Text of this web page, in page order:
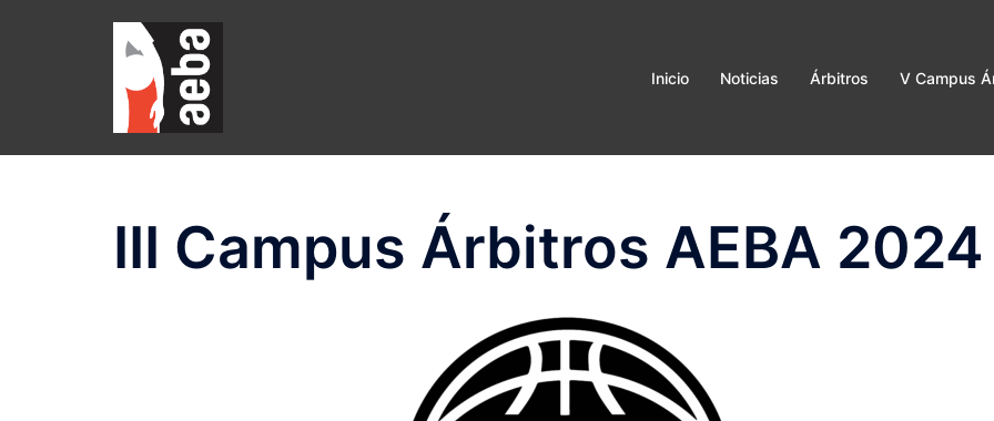
Inicio Noticias Árbitros V Campus
III Campus Árbitros AEBA 2024